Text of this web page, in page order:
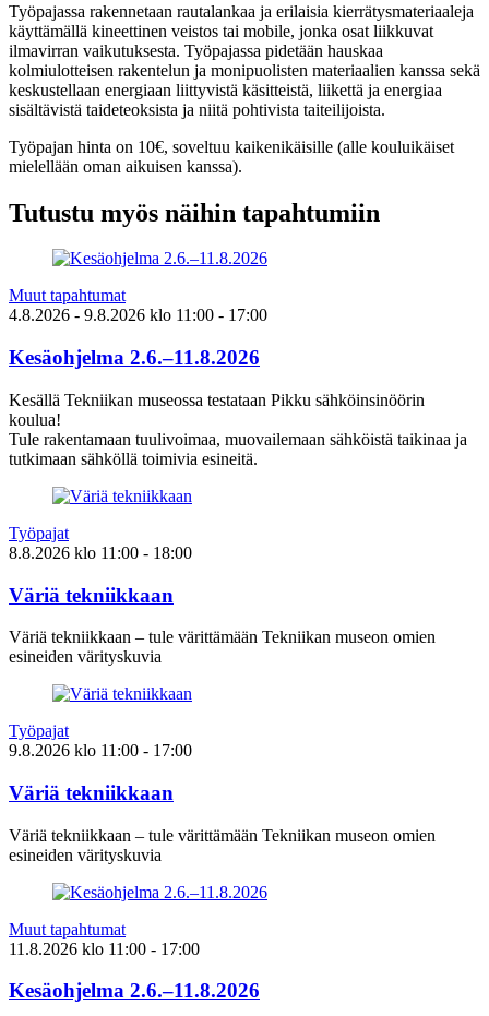
Työpajassa rakennetaan rautalankaa ja erilaisia kierrätysmateriaaleja
käyttämällä kineettinen veistos tai mobile, jonka osat liikkuvat
ilmavirran vaikutuksesta. Työpajassa pidetään hauskaa
kolmiulotteisen rakentelun ja monipuolisten materiaalien kanssa sekä
keskustellaan energiaan liittyvistä käsitteistä, liikettä ja energiaa
sisältävistä taideteoksista ja niitä pohtivista taiteilijoista.
Työpajan hinta on 10€, soveltuu kaikenikäisille (alle kouluikäiset
mielellään oman aikuisen kanssa).
Tutustu myös näihin tapahtumiin
Muut tapahtumat
4.8.2026 - 9.8.2026 klo 11:00 - 17:00
Kesäohjelma 2.6.–11.8.2026
Kesällä Tekniikan museossa testataan Pikku sähköinsinöörin
koulua!
Tule rakentamaan tuulivoimaa, muovailemaan sähköistä taikinaa ja
tutkimaan sähköllä toimivia esineitä.
Työpajat
8.8.2026 klo 11:00 - 18:00
Väriä tekniikkaan
Väriä tekniikkaan – tule värittämään Tekniikan museon omien
esineiden värityskuvia
Työpajat
9.8.2026 klo 11:00 - 17:00
Väriä tekniikkaan
Väriä tekniikkaan – tule värittämään Tekniikan museon omien
esineiden värityskuvia
Muut tapahtumat
11.8.2026 klo 11:00 - 17:00
Kesäohjelma 2.6.–11.8.2026